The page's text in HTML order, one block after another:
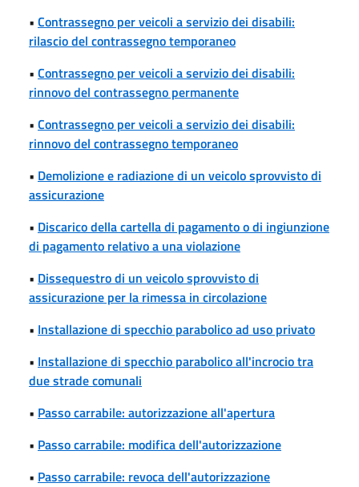
• Contrassegno per veicoli a servizio dei disabili:
rilascio del contrassegno temporaneo
• Contrassegno per veicoli a servizio dei disabili:
rinnovo del contrassegno permanente
• Contrassegno per veicoli a servizio dei disabili:
rinnovo del contrassegno temporaneo
• Demolizione e radiazione di un veicolo sprovvisto di
assicurazione
• Discarico della cartella di pagamento o di ingiunzione
di pagamento relativo a una violazione
• Dissequestro di un veicolo sprovvisto di
assicurazione per la rimessa in circolazione
• Installazione di specchio parabolico ad uso privato
• Installazione di specchio parabolico all'incrocio tra
due strade comunali
• Passo carrabile: autorizzazione all'apertura
• Passo carrabile: modifica dell'autorizzazione
• Passo carrabile: revoca dell'autorizzazione